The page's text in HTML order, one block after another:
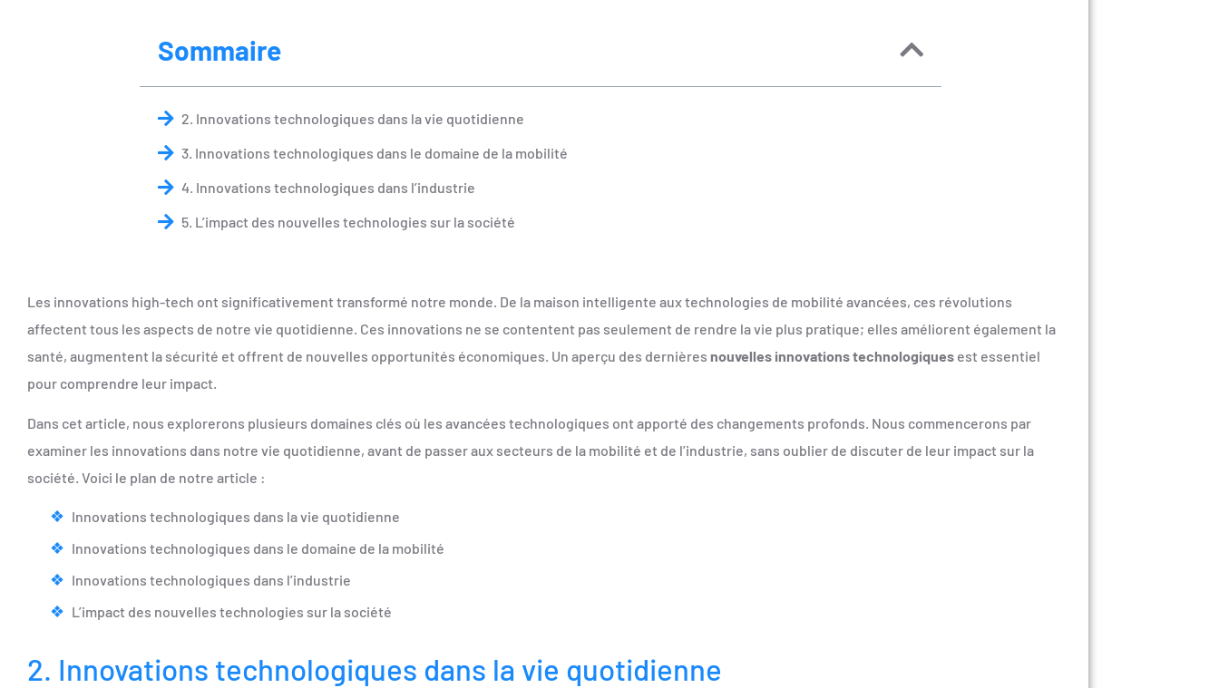
Sommaire
2. Innovations technologiques dans la vie quotidienne
3. Innovations technologiques dans le domaine de la mobilité
4. Innovations technologiques dans l’industrie
5. L’impact des nouvelles technologies sur la société
Les innovations high-tech ont significativement transformé notre monde. De la maison intelligente aux technologies de mobilité avancées, ces révolutions
affectent tous les aspects de notre vie quotidienne. Ces innovations ne se contentent pas seulement de rendre la vie plus pratique; elles améliorent également la
santé, augmentent la sécurité et offrent de nouvelles opportunités économiques. Un aperçu des dernières nouvelles innovations technologiques est essentiel
pour comprendre leur impact.
Dans cet article, nous explorerons plusieurs domaines clés où les avancées technologiques ont apporté des changements profonds. Nous commencerons par
examiner les innovations dans notre vie quotidienne, avant de passer aux secteurs de la mobilité et de l’industrie, sans oublier de discuter de leur impact sur la
société. Voici le plan de notre article :
Innovations technologiques dans la vie quotidienne
Innovations technologiques dans le domaine de la mobilité
Innovations technologiques dans l’industrie
L’impact des nouvelles technologies sur la société
2. Innovations technologiques dans la vie quotidienne